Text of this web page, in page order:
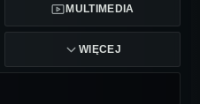
MULTIMEDIA
WIĘCEJ